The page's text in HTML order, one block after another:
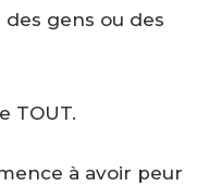
gens ou des
TOUT.
à avoir peur